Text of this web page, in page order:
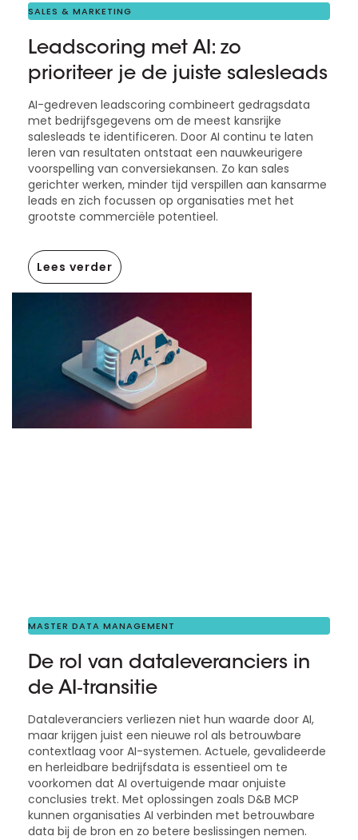
SALES & MARKETING
Leadscoring met AI: zo
prioriteer je de juiste salesleads
AI-gedreven leadscoring combineert gedragsdata
met bedrijfsgegevens om de meest kansrijke
salesleads te identificeren. Door AI continu te laten
leren van resultaten ontstaat een nauwkeurigere
voorspelling van conversiekansen. Zo kan sales
gerichter werken, minder tijd verspillen aan kansarme
leads en zich focussen op organisaties met het
grootste commerciële potentieel.
Lees verder
MASTER DATA MANAGEMENT
De rol van dataleveranciers in
de AI‑transitie
Dataleveranciers verliezen niet hun waarde door AI,
maar krijgen juist een nieuwe rol als betrouwbare
contextlaag voor AI-systemen. Actuele, gevalideerde
en herleidbare bedrijfsdata is essentieel om te
voorkomen dat AI overtuigende maar onjuiste
conclusies trekt. Met oplossingen zoals D&B MCP
kunnen organisaties AI verbinden met betrouwbare
data bij de bron en zo betere beslissingen nemen.